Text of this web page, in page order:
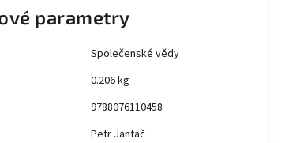
parametry
Společenské vědy
0.206 kg
9788076110458
Petr Jantač